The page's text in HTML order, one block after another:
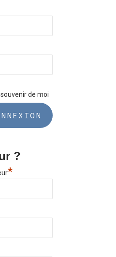
de moi
?
*